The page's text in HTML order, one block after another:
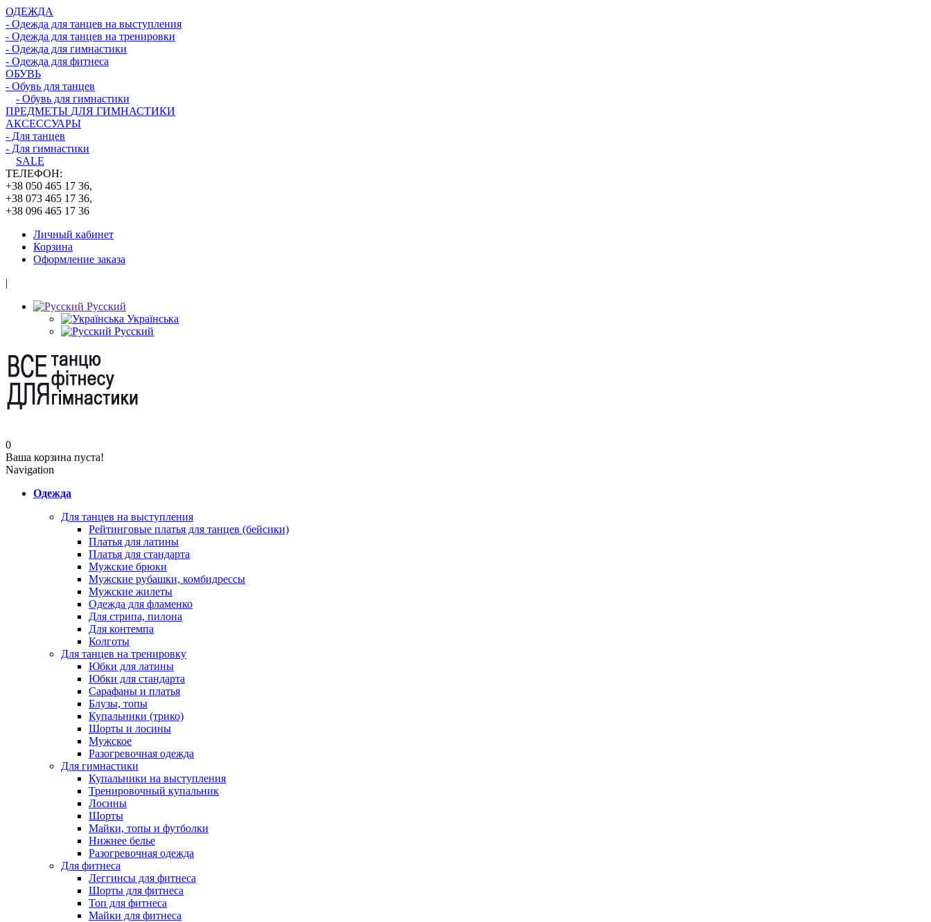
ОДЕЖДА
- Одежда для танцев на выступления
- Одежда для танцев на тренировки
- Одежда для гимнастики
- Одежда для фитнеса
ОБУВЬ
- Обувь для танцев
- Обувь для гимнастики
ПРЕДМЕТЫ ДЛЯ ГИМНАСТИКИ
АКСЕССУАРЫ
- Для танцев
- Для гимнастики
SALE
ТЕЛЕФОН:
+38 050 465 17 36,
+38 073 465 17 36,
+38 096 465 17 36
Личный кабинет
Корзина
Оформление заказа
|
Русский
Українська
Русский
0
Ваша корзина пуста!
Navigation
Одежда
Для танцев на выступления
Рейтинговые платья для танцев (бейсики)
Платья для латины
Платья для стандарта
Мужские брюки
Мужские рубашки, комбидрессы
Мужские жилеты
Одежда для фламенко
Для стрипа, пилона
Для контемпа
Колготы
Для танцев на тренировку
Юбки для латины
Юбки для стандарта
Сарафаны и платья
Блузы, топы
Купальники (трико)
Шорты и лосины
Мужское
Разогревочная одежда
Для гимнастики
Купальники на выступления
Тренировочный купальник
Лосины
Шорты
Майки, топы и футболки
Нижнее белье
Разогревочная одежда
Для фитнеса
Леггинсы для фитнеса
Шорты для фитнеса
Топ для фитнеса
Майки для фитнеса